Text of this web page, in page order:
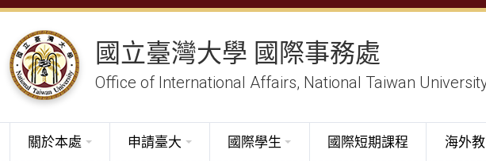
國立臺灣大學 國際事務處
Office of International Affairs, National Taiwan
關於本處 申請臺大 國際學生 國際短期課程 海外